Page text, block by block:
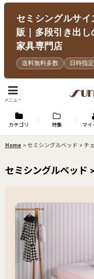
セミシングルサ
販｜多段引き出し
家具専門店
送料無料多数 日時指
メニュー
カテゴリ 特集 マイ
Home > セミシングルベッド > チ
セミシングルベッド